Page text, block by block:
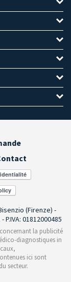
(Firenze) -
P.IVA: 01812000485
la publicité
diagnostiques in
ici sont
secteur.